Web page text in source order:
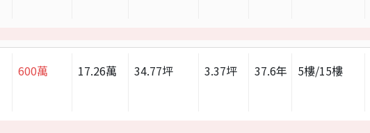
600萬 17.26萬 34.77坪 3.37坪 37.6年 5樓/15樓